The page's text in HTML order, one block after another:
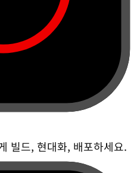
빌드, 현대화, 배포하세요.